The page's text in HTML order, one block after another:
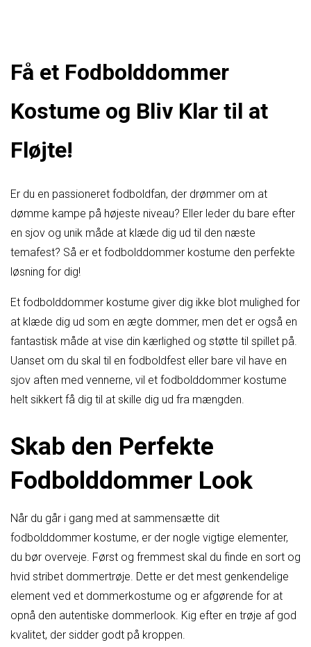
Få et Fodbolddommer
Kostume og Bliv Klar til at
Fløjte!
Er du en passioneret fodboldfan, der drømmer om at
dømme kampe på højeste niveau? Eller leder du bare efter
en sjov og unik måde at klæde dig ud til den næste
temafest? Så er et fodbolddommer kostume den perfekte
løsning for dig!
Et fodbolddommer kostume giver dig ikke blot mulighed for
at klæde dig ud som en ægte dommer, men det er også en
fantastisk måde at vise din kærlighed og støtte til spillet på.
Uanset om du skal til en fodboldfest eller bare vil have en
sjov aften med vennerne, vil et fodbolddommer kostume
helt sikkert få dig til at skille dig ud fra mængden.
Skab den Perfekte
Fodbolddommer Look
Når du går i gang med at sammensætte dit
fodbolddommer kostume, er der nogle vigtige elementer,
du bør overveje. Først og fremmest skal du finde en sort og
hvid stribet dommertrøje. Dette er det mest genkendelige
element ved et dommerkostume og er afgørende for at
opnå den autentiske dommerlook. Kig efter en trøje af god
kvalitet, der sidder godt på kroppen.